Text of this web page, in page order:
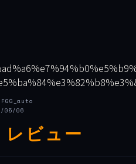
05/06
レビュー